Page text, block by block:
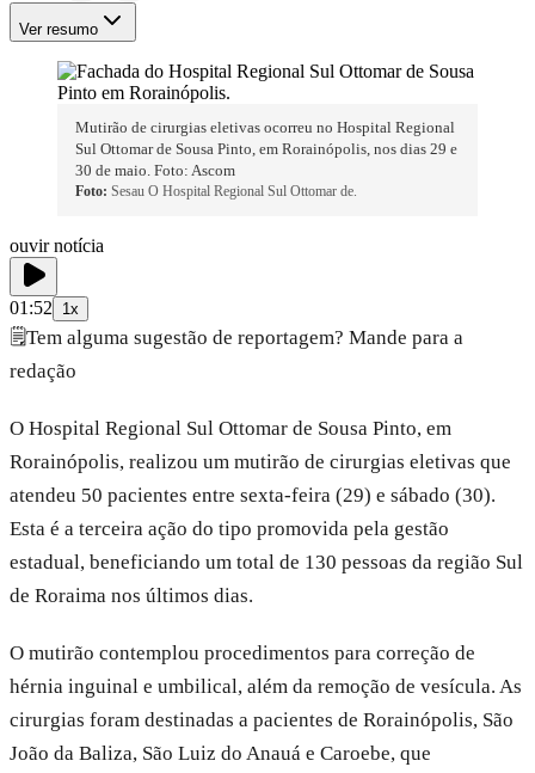
Ver resumo
Mutirão de cirurgias eletivas ocorreu no Hospital Regional
Sul Ottomar de Sousa Pinto, em Rorainópolis, nos dias 29 e
30 de maio. Foto: Ascom
Foto: Sesau O Hospital Regional Sul Ottomar de.
ouvir notícia
01:52 1x
🗒️Tem alguma sugestão de reportagem? Mande para a
redação
O Hospital Regional Sul Ottomar de Sousa Pinto, em
Rorainópolis, realizou um mutirão de cirurgias eletivas que
atendeu 50 pacientes entre sexta-feira (29) e sábado (30).
Esta é a terceira ação do tipo promovida pela gestão
estadual, beneficiando um total de 130 pessoas da região Sul
de Roraima nos últimos dias.
O mutirão contemplou procedimentos para correção de
hérnia inguinal e umbilical, além da remoção de vesícula. As
cirurgias foram destinadas a pacientes de Rorainópolis, São
João da Baliza, São Luiz do Anauá e Caroebe, que